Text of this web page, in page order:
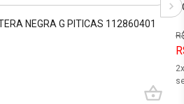
NEGRA G PITICAS 112860401
2